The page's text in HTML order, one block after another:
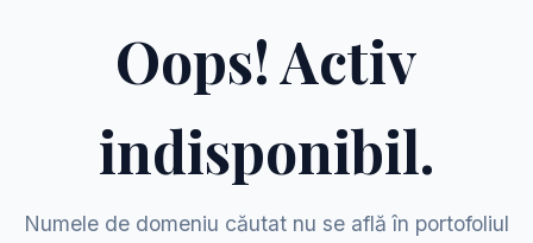
Oops! Activ
indisponibil.
Numele de domeniu căutat nu se află în portofoliul